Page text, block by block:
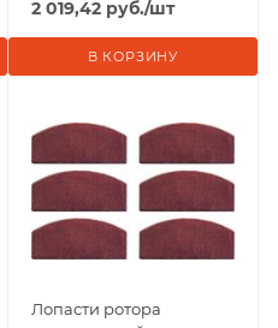
2 019,42 руб./шт
В КОРЗИНУ
Лопасти ротора